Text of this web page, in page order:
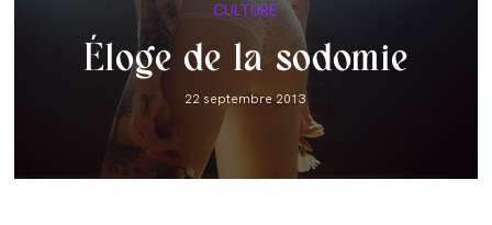
Post
category:
CULTURE
Éloge de la sodomie
Post
published:
22 septembre 2013